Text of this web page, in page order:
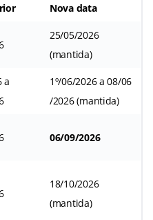
Nova data
25/05/2026
(mantida)
a
1º/06/2026 a 08/06
/2026 (mantida)
06/09/2026
18/10/2026
(mantida)